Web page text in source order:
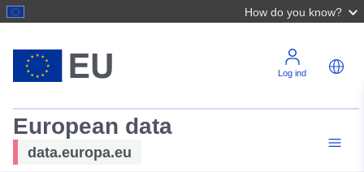
How do you know?
Log ind
European data
data.europa.eu